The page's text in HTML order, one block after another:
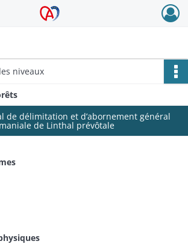
Archives Alsace - Colmar
niveaux
de délimitation et d’abornement général
de Linthal prévôtale